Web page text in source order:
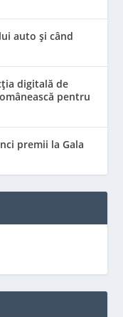
auto și când
digitală de
pentru
premii la Gala